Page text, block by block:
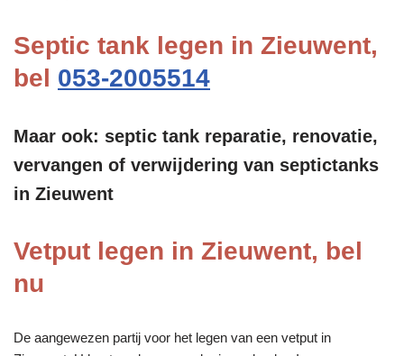
Septic tank legen in Zieuwent,
bel 053-2005514
Maar ook: septic tank reparatie, renovatie,
vervangen of verwijdering van septictanks
in Zieuwent
Vetput legen in Zieuwent, bel
nu
De aangewezen partij voor het legen van een vetput in